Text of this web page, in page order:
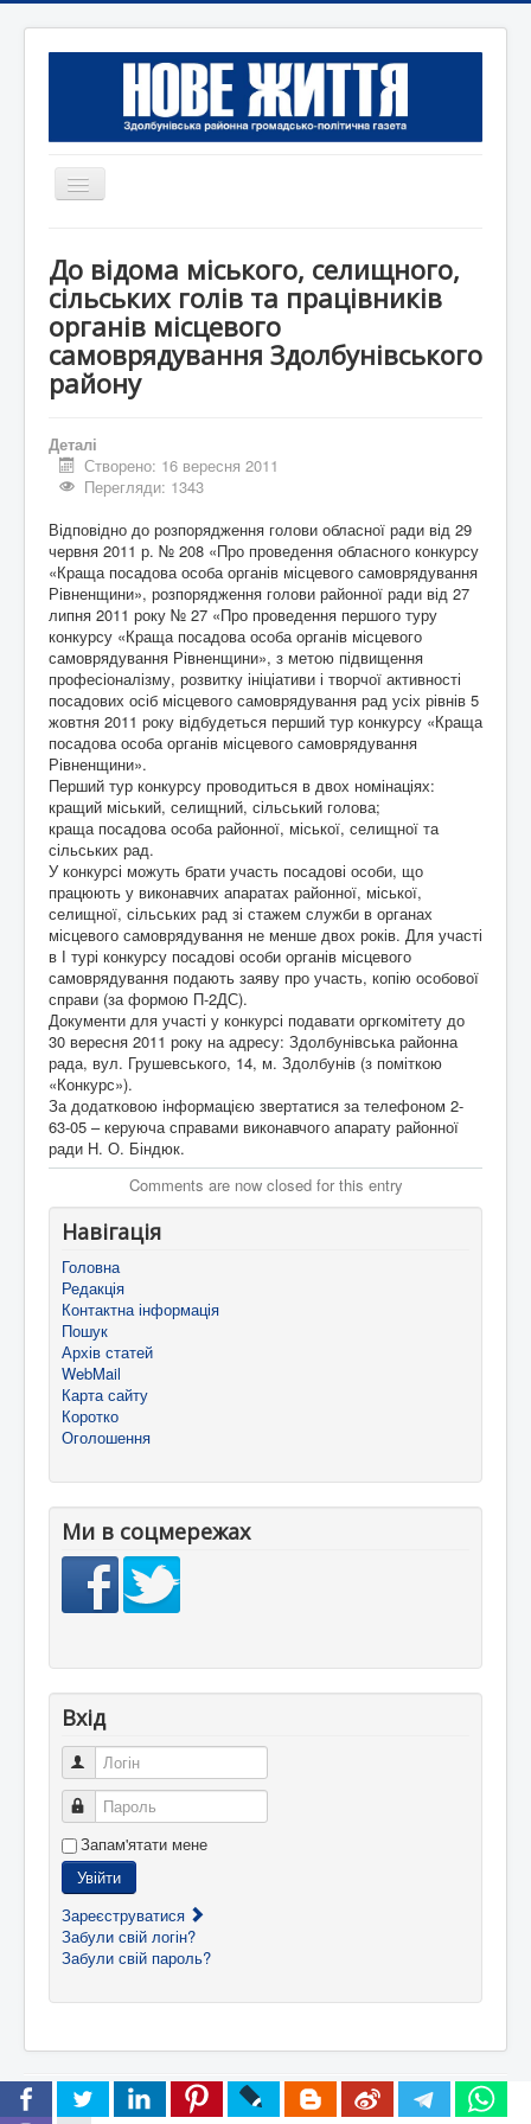
Перемикач
Редакція
Контактна інформація
Коротко
Оголошення
До відома міського, селищного,
сільських голів та працівників
органів місцевого
самоврядування Здолбунівського
району
Деталі
Створено: 16 вересня 2011
Перегляди: 1343
Відповідно до розпорядження голови обласної ради від 29
червня 2011 р. № 208 «Про проведення обласного конкурсу
«Краща посадова особа органів місцевого самоврядування
Рівненщини», розпорядження голови районної ради від 27
липня 2011 року № 27 «Про проведення першого туру
конкурсу «Краща посадова особа органів місцевого
самоврядування Рівненщини», з метою підвищення
професіоналізму, розвитку ініціативи і творчої активності
посадових осіб місцевого самоврядування рад усіх рівнів 5
жовтня 2011 року відбудеться перший тур конкурсу «Краща
посадова особа органів місцевого самоврядування
Рівненщини».
Перший тур конкурсу проводиться в двох номінаціях:
кращий міський, селищний, сільський голова;
краща посадова особа районної, міської, селищної та
сільських рад.
У конкурсі можуть брати участь посадові особи, що
працюють у виконавчих апаратах районної, міської,
селищної, сільських рад зі стажем служби в органах
місцевого самоврядування не менше двох років. Для участі
в І турі конкурсу посадові особи органів місцевого
самоврядування подають заяву про участь, копію особової
справи (за формою П-2ДС).
Документи для участі у конкурсі подавати оргкомітету до
30 вересня 2011 року на адресу: Здолбунівська районна
рада, вул. Грушевського, 14, м. Здолбунів (з поміткою
«Конкурс»).
За додатковою інформацією звертатися за телефоном 2-
63-05 – керуюча справами виконавчого апарату районної
ради Н. О. Біндюк.
Comments are now closed for this entry
Навігація
Головна
Редакція
Контактна інформація
Пошук
Архів статей
WebMail
Карта сайту
Коротко
Оголошення
Ми в соцмережах
Вхід
Логін
Пароль
Запам'ятати мене
Увійти
Зареєструватися
Забули свій логін?
Забули свій пароль?
Догори
© 2025 Нове життя